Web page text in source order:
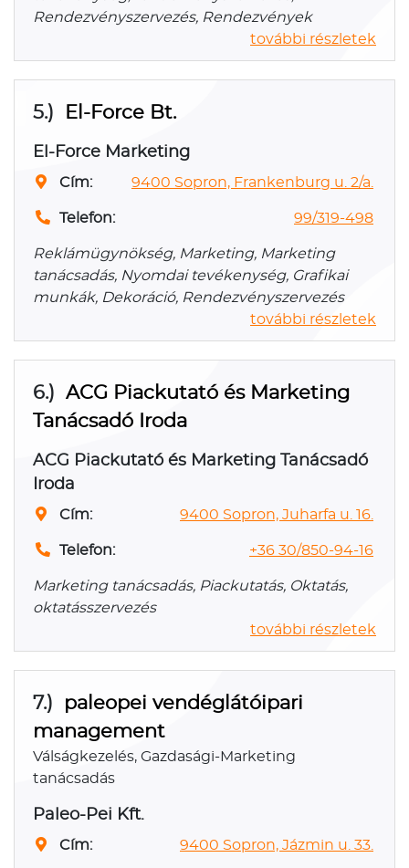
Rendezvényszervezés, Rendezvények
további részletek
5.) El-Force Bt.
El-Force Marketing
Cím: 9400 Sopron, Frankenburg u. 2/a.
Telefon: 99/319-498
Reklámügynökség, Marketing, Marketing
tanácsadás, Nyomdai tevékenység, Grafikai
munkák, Dekoráció, Rendezvényszervezés
további részletek
6.) ACG Piackutató és Marketing
Tanácsadó Iroda
ACG Piackutató és Marketing Tanácsadó
Iroda
Cím: 9400 Sopron, Juharfa u. 16.
Telefon: +36 30/850-94-16
Marketing tanácsadás, Piackutatás, Oktatás,
oktatásszervezés
további részletek
7.) paleopei vendéglátóipari
management
Válságkezelés, Gazdasági-Marketing
tanácsadás
Paleo-Pei Kft.
Cím: 9400 Sopron, Jázmin u. 33.